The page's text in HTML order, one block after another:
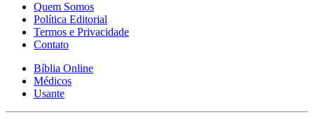
Quem Somos
Política Editorial
Termos e Privacidade
Contato
Bíblia Online
Médicos
Usante